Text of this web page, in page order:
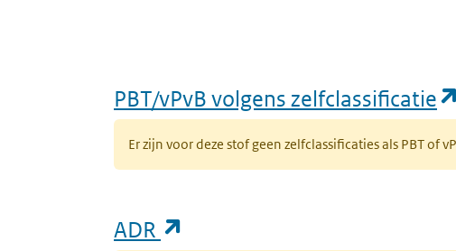
PBT/vPvB volgens zelfclassificatie
Er zijn voor deze stof geen zelfclassificaties als PBT of
ADR